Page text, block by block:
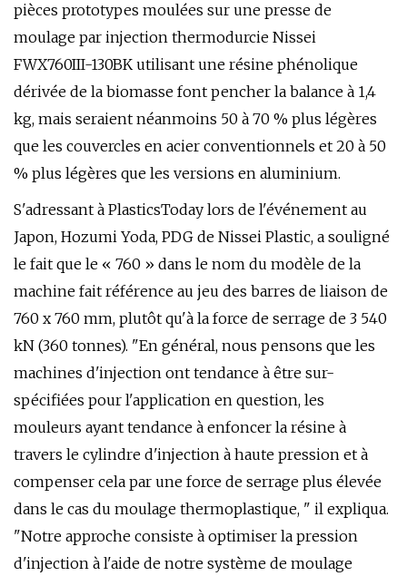
pièces prototypes moulées sur une presse de
moulage par injection thermodurcie Nissei
FWX760III-130BK utilisant une résine phénolique
dérivée de la biomasse font pencher la balance à 1,4
kg, mais seraient néanmoins 50 à 70 % plus légères
que les couvercles en acier conventionnels et 20 à 50
% plus légères que les versions en aluminium.
S'adressant à PlasticsToday lors de l'événement au
Japon, Hozumi Yoda, PDG de Nissei Plastic, a souligné
le fait que le « 760 » dans le nom du modèle de la
machine fait référence au jeu des barres de liaison de
760 x 760 mm, plutôt qu'à la force de serrage de 3 540
kN (360 tonnes). "En général, nous pensons que les
machines d'injection ont tendance à être sur-
spécifiées pour l'application en question, les
mouleurs ayant tendance à enfoncer la résine à
travers le cylindre d'injection à haute pression et à
compenser cela par une force de serrage plus élevée
dans le cas du moulage thermoplastique, " il expliqua.
"Notre approche consiste à optimiser la pression
d'injection à l'aide de notre système de moulage